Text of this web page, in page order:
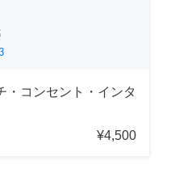
・コンセント・インタ
¥4,500